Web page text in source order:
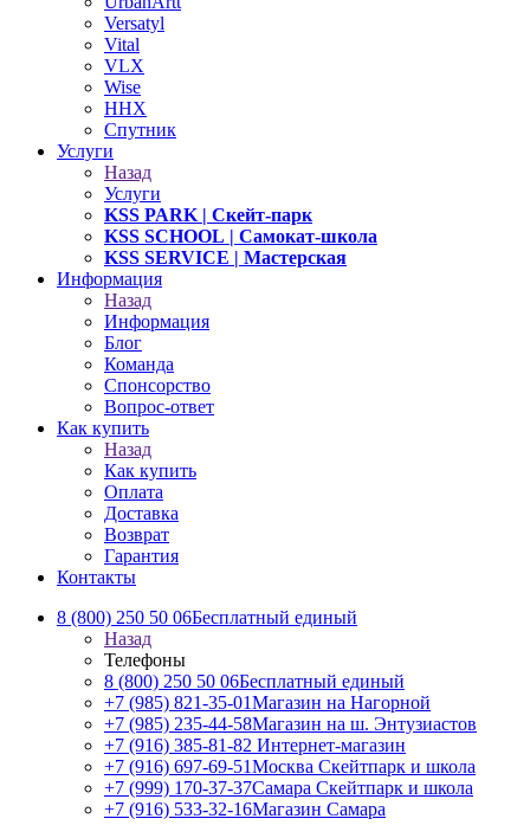
Versatyl
Vital
VLX
Wise
ННХ
Спутник
Услуги
Назад
Услуги
KSS PARK | Скейт-парк
KSS SCHOOL | Самокат-школа
KSS SERVICE | Мастерская
Информация
Назад
Информация
Блог
Команда
Спонсорство
Вопрос-ответ
Как купить
Назад
Как купить
Оплата
Доставка
Возврат
Гарантия
Контакты
8 (800) 250 50 06Бесплатный единый
Назад
Телефоны
8 (800) 250 50 06Бесплатный единый
+7 (985) 821-35-01Магазин на Нагорной
+7 (985) 235-44-58Магазин на ш. Энтузиастов
+7 (916) 385-81-82 Интернет-магазин
+7 (916) 697-69-51Москва Скейтпарк и школа
+7 (999) 170-37-37Самара Скейтпарк и школа
+7 (916) 533-32-16Магазин Самара